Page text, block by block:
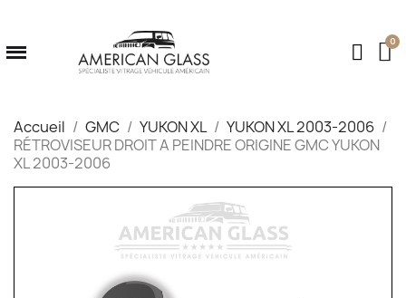
Accueil GMC YUKON XL
YUKON XL 2003-2006
RÉTROVISEUR DROIT A PEINDRE ORIGINE GMC YUKON
XL 2003-2006